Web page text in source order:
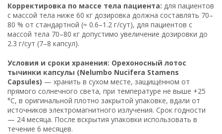
Корректировка по массе тела пациента: для пациентов
с массой тела ниже 60 кг дозировка должна составлять 70–
80 % от стандартной (≈ 0.6–1.2 г/сут), для пациентов с
массой тела 70–80 кг допустимо увеличение дозировки до
2.3 г/сут (7–8 капсул).
Условия и сроки хранения: Орехоносный лотос
тычинки капсулы (Nelumbo Nucifera Stamens
Capsules) — хранить в сухом месте, защищённом от
прямого солнечного света, при температуре не выше +25
°C, в оригинальной плотно закрытой упаковке, вдали от
источников электромагнитного излучения. Срок годности
— 24 месяца. После вскрытия упаковки использовать в
течение 6 месяцев.